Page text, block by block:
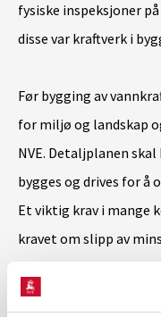
fysiske inspeksjoner
disse var kraftverk i
Før bygging av
for miljø og landskap
NVE. Detaljplanen
bygges og drives for å
Et viktig krav i mange
kravet om slipp av
elva.